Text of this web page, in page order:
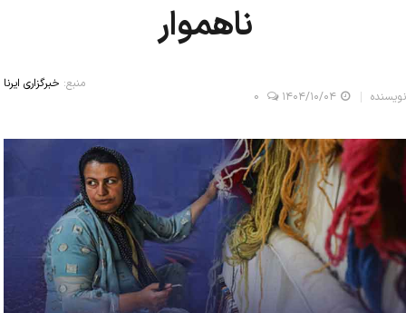
ناهموار
نویسنده ۱۴۰۴/۱۰/۰۴ 0
منبع: خبرگزاری ایرنا